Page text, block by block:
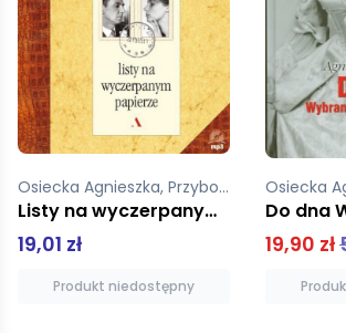
Osiecka Agnieszka
Do dna Wybrane utwory sceniczne Tom 2
19,90 zł
Produkt niedostępny
Osiecka
55,00 zł